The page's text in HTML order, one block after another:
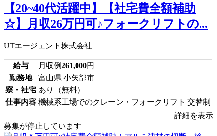
【20~40代活躍中】【社宅費全額補助
☆】月収26万円可♪フォークリフトの...
UTエージェント株式会社
給与 月収例261,000円
勤務地
富山県 小矢部市
寮・社宅 あり（無料）
仕事内容 機械系工場でのクレーン・フォークリフト 交替制
詳細を表示
募集が停止しています